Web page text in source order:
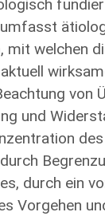
mit welchen
von
und
durch ein
Vorgehen